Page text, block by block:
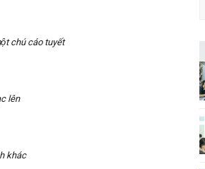
chú cáo tuyết
lên
khác